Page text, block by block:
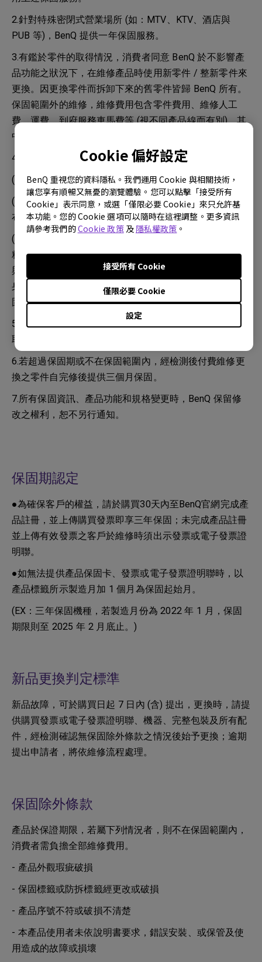
Cookie 偏好設定
BenQ 重視您的資料隱私。我們運用 Cookie 與相關技術，
讓您享有順暢又無憂的瀏覽體驗。您可以點擊「接受所有
Cookie」表示同意，或選「僅限必要 Cookie」來只允許基
本功能。您的 Cookie 選項可以隨時在這裡調整。更多資訊
請參考我們的Cookie 政策及 隱私權政策 。
設定
僅限必要 Cookie
接受所有 Cookie
2.針對特殊密閉式營業場所 (如：MTV、KTV、酒店與
PUB 等)，BenQ 提供一年保固服務。
3.有鑑於零件的取得情況，消費者同意 BenQ 於不影響產
品功能之狀況下，在維修產品時使用新零件 / 整新零件來
更換。因更換零件而拆卸下來的舊零件皆歸 BenQ 所有。
保固範圍外的維修，維修費用包含零件費用、維修人工
費、運費、到府服務車馬費等 (視不同產品線而有別)，其
中，零件費用 BenQ 會視零件狀況給予不同的報價。
4.鏡頭清潔時，請依使用手冊說明進行操作：
(1) 使用罐裝的壓縮空器清除灰塵。
(2) 塵土或髒污，請使用鏡片專用清潔紙或沾有清潔劑的
布來輕拭鏡片。
(3) 請勿使用研磨熱、鹼性 / 酸性清潔劑、擦洗粉或酒
精、苯、溶劑或殺蟲劑等揮發性溶劑清潔。使用此物質或
與橡膠或乙烯基物質長時間接觸可能會對投影機表面和機
身材質造成傷害。如因清潔過程造成鏡頭受損，恕不在保
固範圍內。
5.若超過保固期或不在保固範圍內，經檢測後不維修將收
取檢測費 300 元。
6.若超過保固期或不在保固範圍內，經檢測後付費維修更
換之零件自完修後提供三個月保固。
7.所有保固資訊、產品功能和規格變更時，BenQ 保留修
改之權利，恕不另行通知。
保固期認定
●為確保客戶的權益，請於購買30天內至BenQ官網完成產
品註冊，並上傳購買發票即享三年保固；未完成產品註冊
並上傳有效發票之客戶於維修時須出示發票或電子發票證
明聯。
●如無法提供產品保固卡、發票或電子發票證明聯時，以
產品標籤所示製造月加 1 個月為保固起始月。
(EX：三年保固機種，若製造月份為 2022 年 1 月，保固
期限則至 2025 年 2 月底止。)
新品更換判定標準
新品故障，可於購買日起 7 日內 (含) 提出，更換時，請提
供購買發票或電子發票證明聯、機器、完整包裝及所有配
件，經檢測確認無保固除外條款之情況後始予更換；逾期
提出申請者，將依維修流程處理。
保固除外條款
產品於保證期限，若屬下列情況者，則不在保固範圍內，
消費者需負擔全部維修費用。
- 產品外觀瑕疵破損
- 保固標籤或防拆標籤經更改或破損
- 產品序號不符或破損不清楚
- 本產品使用者未依說明書要求，錯誤安裝、或保管及使
用造成的故障或損壞